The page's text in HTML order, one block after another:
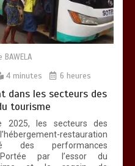
4 minutes 6 heures
dans les secteurs des
tourisme
2025, les secteurs des
restauration
des performances
Portée par l’essor du